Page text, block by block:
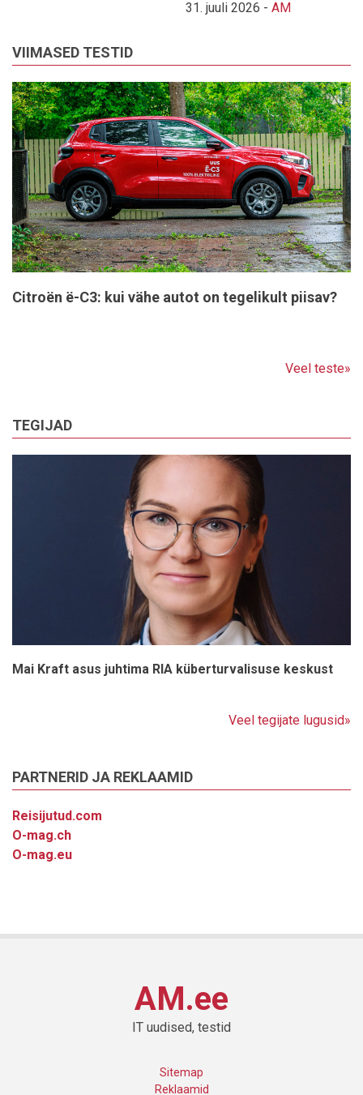
31. juuli 2026 - AM
VIIMASED TESTID
Citroën ë-C3: kui vähe autot on tegelikult piisav?
Veel teste»
TEGIJAD
Mai Kraft asus juhtima RIA küberturvalisuse keskust
Veel tegijate lugusid»
PARTNERID JA REKLAAMID
Reisijutud.com
O-mag.ch
O-mag.eu
AM.ee
IT uudised, testid
Sitemap
Reklaamid